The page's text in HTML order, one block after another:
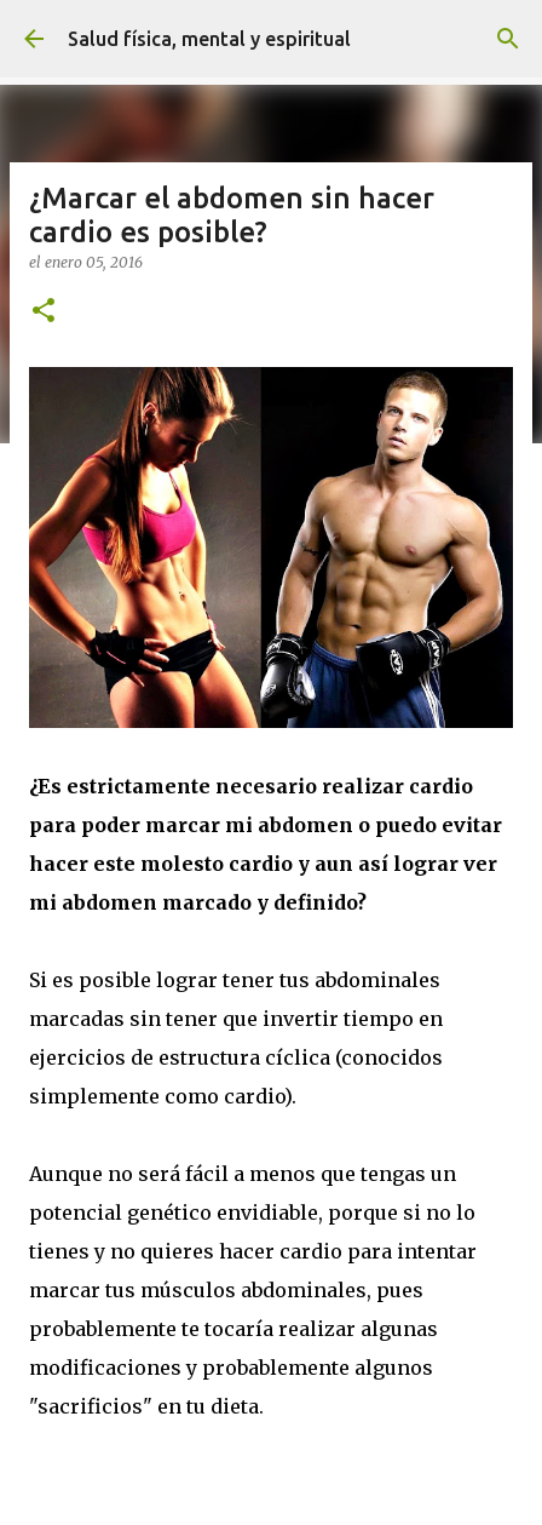
Ir al contenido principal
Salud física, mental y espiritual
¿Marcar el abdomen sin hacer
cardio es posible?
el enero 05, 2016
¿Es estrictamente necesario realizar cardio
para poder marcar mi abdomen o puedo evitar
hacer este molesto cardio y aun así lograr ver
mi abdomen marcado y definido?
Si es posible lograr tener tus abdominales
marcadas sin tener que invertir tiempo en
ejercicios de estructura cíclica (conocidos
simplemente como cardio).
Aunque no será fácil a menos que tengas un
potencial genético envidiable, porque si no lo
tienes y no quieres hacer cardio para intentar
marcar tus músculos abdominales, pues
probablemente te tocaría realizar algunas
modificaciones y probablemente algunos
"sacrificios" en tu dieta.